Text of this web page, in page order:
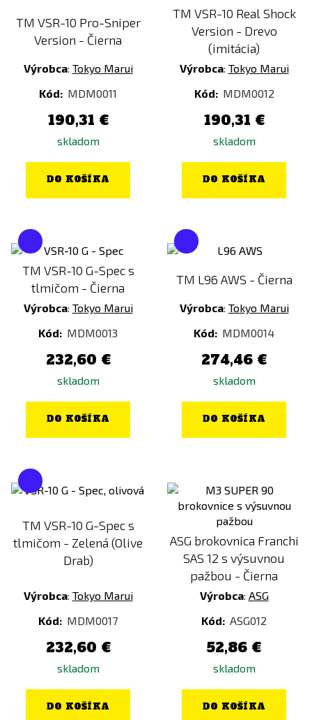
TM VSR-10 Pro-Sniper
Version - Čierna
Výrobca: Tokyo Marui
Kód: MDM0011
190,31 €
skladom
DO KOŠÍKA
TM VSR-10 Real Shock
Version - Drevo
(imitácia)
Výrobca: Tokyo Marui
Kód: MDM0012
190,31 €
skladom
DO KOŠÍKA
TM VSR-10 G-Spec s
tlmičom - Čierna
Výrobca: Tokyo Marui
Kód: MDM0013
232,60 €
skladom
DO KOŠÍKA
TM L96 AWS - Čierna
Výrobca: Tokyo Marui
Kód: MDM0014
274,46 €
skladom
DO KOŠÍKA
TM VSR-10 G-Spec s
tlmičom - Zelená (Olive
Drab)
Výrobca: Tokyo Marui
Kód: MDM0017
232,60 €
skladom
DO KOŠÍKA
ASG brokovnica Franchi
SAS 12 s výsuvnou
pažbou - Čierna
Výrobca: ASG
Kód: ASG012
52,86 €
skladom
DO KOŠÍKA